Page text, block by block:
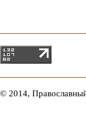
© 2014,